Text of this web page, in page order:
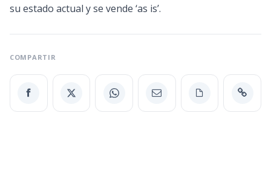
su estado actual y se vende ‘as is’.
COMPARTIR